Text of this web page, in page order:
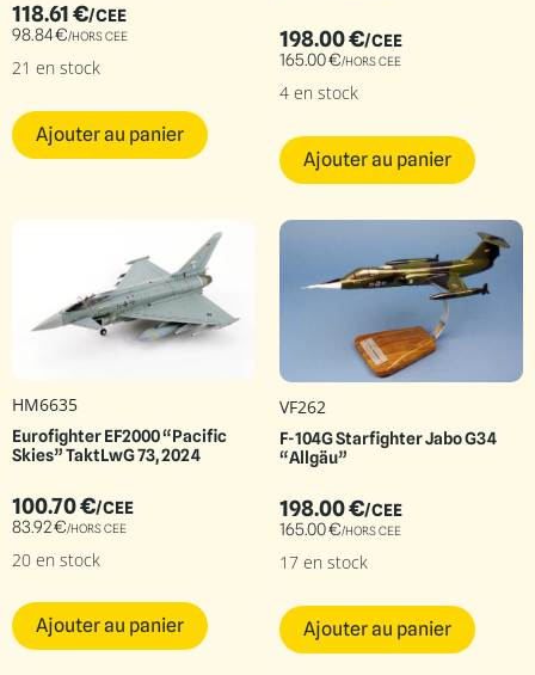
118.61€/CEE
98.84€/HORS CEE
21 en stock
Ajouter au panier
198.00€/CEE
165.00€/HORS CEE
4 en stock
Ajouter au panier
HM6635
Eurofighter EF2000 “Pacific
Skies” TaktLwG 73, 2024
100.70€/CEE
83.92€/HORS CEE
20 en stock
Ajouter au panier
VF262
F-104G Starfighter Jabo G34
“Allgäu”
198.00€/CEE
165.00€/HORS CEE
17 en stock
Ajouter au panier